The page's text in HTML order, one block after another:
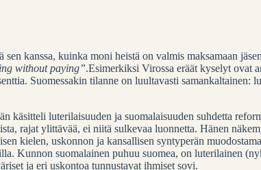
kanssa, kuinka moni heistä on valmis maksamaan
without paying”.Esimerkiksi Virossa eräät kyselyt ovat
Suomessakin tilanne on luultavasti samankaltainen:
käsitteli luterilaisuuden ja suomalaisuuden suhdetta
rajat ylittävää, ei niitä sulkevaa luonnetta. Hänen
kielen, uskonnon ja kansallisen syntyperän
Kunnon suomalainen puhuu suomea, on luterilainen
ja eri uskontoa tunnustavat ihmiset sovi.